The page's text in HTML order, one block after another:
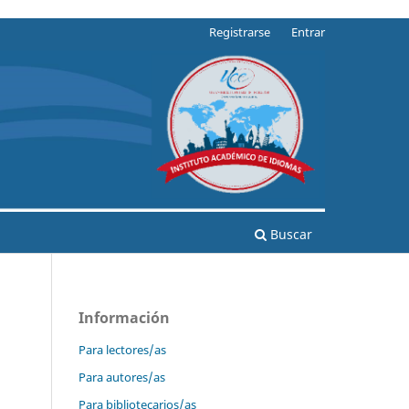
Buscar
Registrarse Entrar
Información
Para lectores/as
Para autores/as
Para bibliotecarios/as